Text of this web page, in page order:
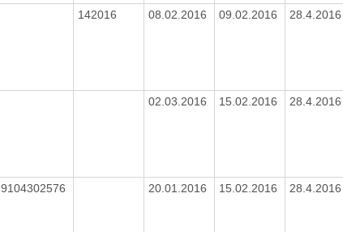
142016 08.02.2016 09.02.2016
02.03.2016 15.02.2016
9104302576 20.01.2016 15.02.2016